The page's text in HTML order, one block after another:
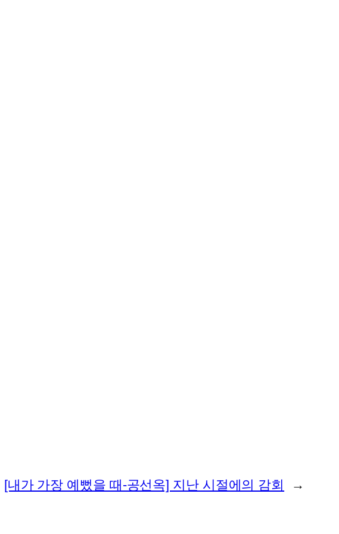
[내가 가장 예뻤을 때-공선옥] 지난 시절에의 감회 →